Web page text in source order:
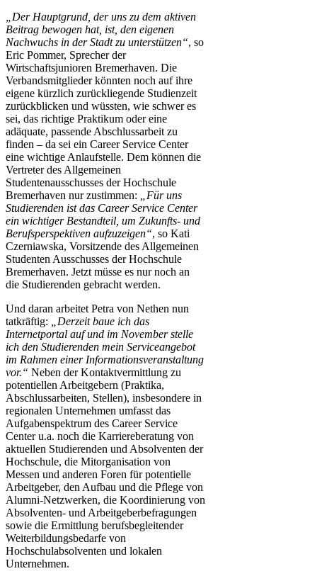
„Der Hauptgrund, der uns zu dem aktiven
Beitrag bewogen hat, ist, den eigenen
Nachwuchs in der Stadt zu unterstützen“, so
Eric Pommer, Sprecher der
Wirtschaftsjunioren Bremerhaven. Die
Verbandsmitglieder könnten noch auf ihre
eigene kürzlich zurückliegende Studienzeit
zurückblicken und wüssten, wie schwer es
sei, das richtige Praktikum oder eine
adäquate, passende Abschlussarbeit zu
finden – da sei ein Career Service Center
eine wichtige Anlaufstelle. Dem können die
Vertreter des Allgemeinen
Studentenausschusses der Hochschule
Bremerhaven nur zustimmen:
„Für uns
Studierenden ist das Career Service Center
ein wichtiger Bestandteil, um Zukunfts- und
Berufsperspektiven aufzuzeigen“, so Kati
Czerniawska, Vorsitzende des Allgemeinen
Studenten Ausschusses der Hochschule
Bremerhaven. Jetzt müsse es nur noch an
die Studierenden gebracht werden.
Und daran arbeitet Petra von Nethen nun
tatkräftig:
„Derzeit baue ich das
Internetportal auf und im November stelle
ich den Studierenden mein Serviceangebot
im Rahmen einer Informationsveranstaltung
vor.“ Neben der Kontaktvermittlung zu
potentiellen Arbeitgebern (Praktika,
Abschlussarbeiten, Stellen), insbesondere in
regionalen Unternehmen umfasst das
Aufgabenspektrum des Career Service
Center u.a. noch die Karriereberatung von
aktuellen Studierenden und Absolventen der
Hochschule, die Mitorganisation von
Messen und anderen Foren für potentielle
Arbeitgeber, den Aufbau und die Pflege von
Alumni-Netzwerken, die Koordinierung von
Absolventen- und Arbeitgeberbefragungen
sowie die Ermittlung berufsbegleitender
Weiterbildungsbedarfe von
Hochschulabsolventen und lokalen
Unternehmen.